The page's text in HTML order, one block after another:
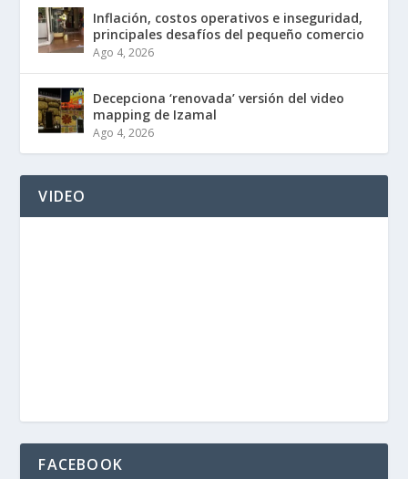
Inflación, costos operativos e inseguridad,
principales desafíos del pequeño comercio
Ago 4, 2026
Decepciona ‘renovada’ versión del video
mapping de Izamal
Ago 4, 2026
VIDEO
FACEBOOK